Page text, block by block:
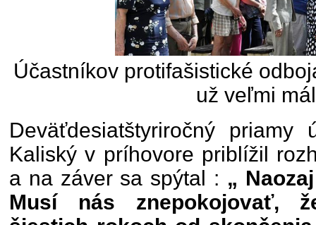
Účastníkov protifašistické
už veľmi
Deväťdesiatštyriročný priamy
Kaliský v príhovore priblížil
a na záver sa spýtal : „
Musí nás znepokojovať,